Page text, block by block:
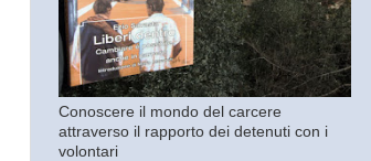
Conoscere il mondo del carcere
attraverso il rapporto dei detenuti con i
volontari